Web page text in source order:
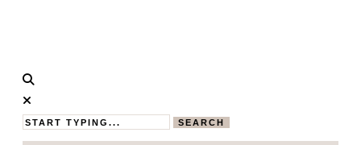
Calistas
Traum
MAMABLOG
SEARCH